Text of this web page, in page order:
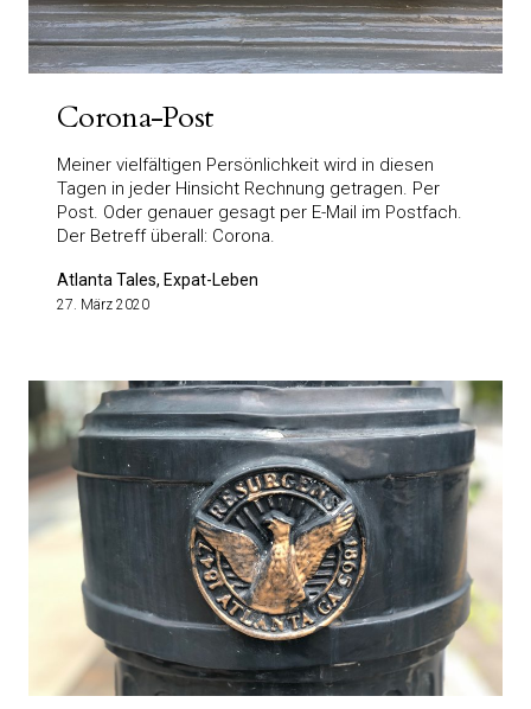
Corona-Post
Meiner vielfältigen Persönlichkeit wird in diesen
Tagen in jeder Hinsicht Rechnung getragen. Per
Post. Oder genauer gesagt per E-Mail im Postfach.
Der Betreff überall: Corona.
Atlanta Tales, Expat-Leben
27. März 2020